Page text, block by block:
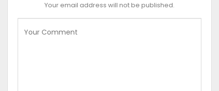
Your email address will not be published.